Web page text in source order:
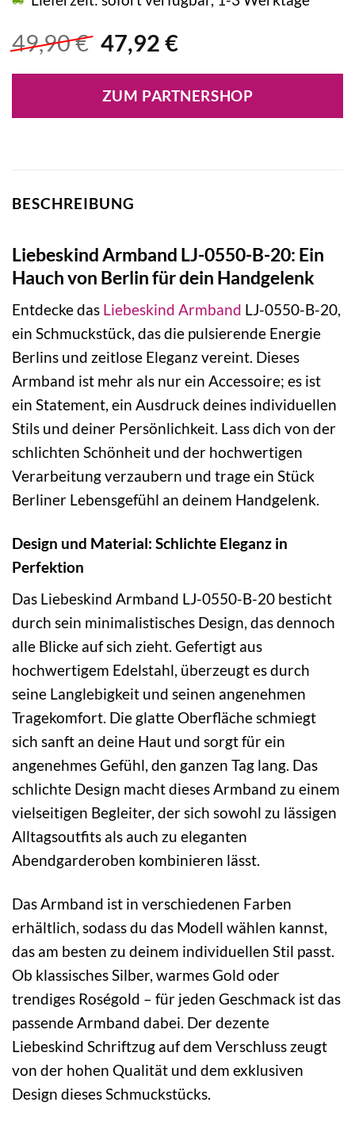
49,90€ Ursprünglicher
war:
49,90 €
47,92 €Aktueller
ist:
47,92 €.
ZUM PARTNERSHOP
BESCHREIBUNG
Liebeskind Armband LJ-0550-B-20: Ein
Hauch von Berlin für dein Handgelenk
Entdecke das Liebeskind Armband LJ-0550-B-20,
ein Schmuckstück, das die pulsierende Energie
Berlins und zeitlose Eleganz vereint. Dieses
Armband ist mehr als nur ein Accessoire; es ist
ein Statement, ein Ausdruck deines individuellen
Stils und deiner Persönlichkeit. Lass dich von der
schlichten Schönheit und der hochwertigen
Verarbeitung verzaubern und trage ein Stück
Berliner Lebensgefühl an deinem Handgelenk.
Design und Material: Schlichte Eleganz in
Perfektion
Das Liebeskind Armband LJ-0550-B-20 besticht
durch sein minimalistisches Design, das dennoch
alle Blicke auf sich zieht. Gefertigt aus
hochwertigem Edelstahl, überzeugt es durch
seine Langlebigkeit und seinen angenehmen
Tragekomfort. Die glatte Oberfläche schmiegt
sich sanft an deine Haut und sorgt für ein
angenehmes Gefühl, den ganzen Tag lang. Das
schlichte Design macht dieses Armband zu einem
vielseitigen Begleiter, der sich sowohl zu lässigen
Alltagsoutfits als auch zu eleganten
Abendgarderoben kombinieren lässt.
Das Armband ist in verschiedenen Farben
erhältlich, sodass du das Modell wählen kannst,
das am besten zu deinem individuellen Stil passt.
Ob klassisches Silber, warmes Gold oder
trendiges Roségold – für jeden Geschmack ist das
passende Armband dabei. Der dezente
Liebeskind Schriftzug auf dem Verschluss zeugt
von der hohen Qualität und dem exklusiven
Design dieses Schmuckstücks.